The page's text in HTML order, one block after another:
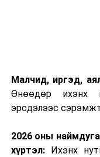
Малчид, иргэд,
Өнөөдөр ихэнх
эрсдэлээс
2026 оны
хүртэл:Ихэнх